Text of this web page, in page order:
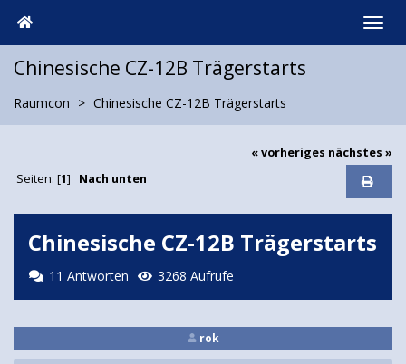
Chinesische CZ-12B Trägerstarts
Raumcon Chinesische CZ-12B Trägerstarts
« vorheriges nächstes »
Seiten: [1] Nach unten
Chinesische CZ-12B Trägerstarts
11 Antworten 3268 Aufrufe
rok